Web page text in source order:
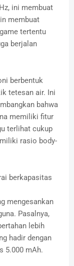
ini membuat
membuat
tertentu
berjalan
berbentuk
tetesan air. Ini
bahwa
memiliki fitur
terlihat cukup
rasio body-
berkapasitas
mengesankan
Pasalnya,
lebih
hadir dengan
5.000 mAh.